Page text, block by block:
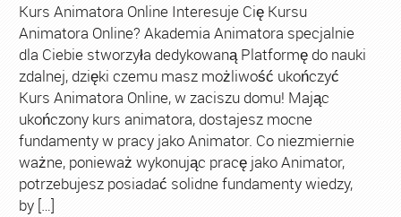
Kurs Animatora Online Interesuje Cię Kursu
Animatora Online? Akademia Animatora specjalnie
dla Ciebie stworzyła dedykowaną Platformę do nauki
zdalnej, dzięki czemu masz możliwość ukończyć
Kurs Animatora Online, w zaciszu domu! Mając
ukończony kurs animatora, dostajesz mocne
fundamenty w pracy jako Animator. Co niezmiernie
ważne, ponieważ wykonując pracę jako Animator,
potrzebujesz posiadać solidne fundamenty wiedzy,
by […]